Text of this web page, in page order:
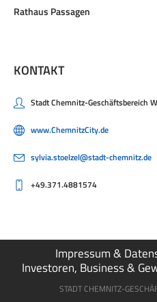
Rathaus Passagen
KONTAKT
Stadt Chemnitz-Geschäftsbereich
www.ChemnitzCity.de
sylvia.stoelzel@stadt-chemnitz.de
+49.371.4881574
Impressum &
Investoren, Business &
STADT CHEMNITZ-